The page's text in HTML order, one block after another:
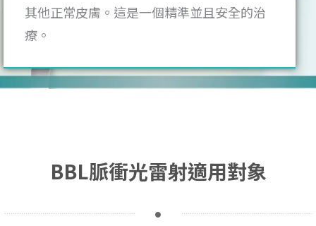
其他正常皮膚。這是一個精準並且安全的治
療。
BBL脈衝光雷射適用對象